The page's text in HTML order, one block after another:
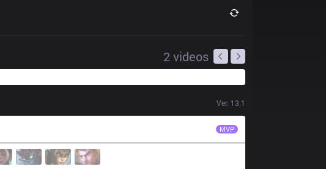
2 videos
Ver. 13.1
MVP